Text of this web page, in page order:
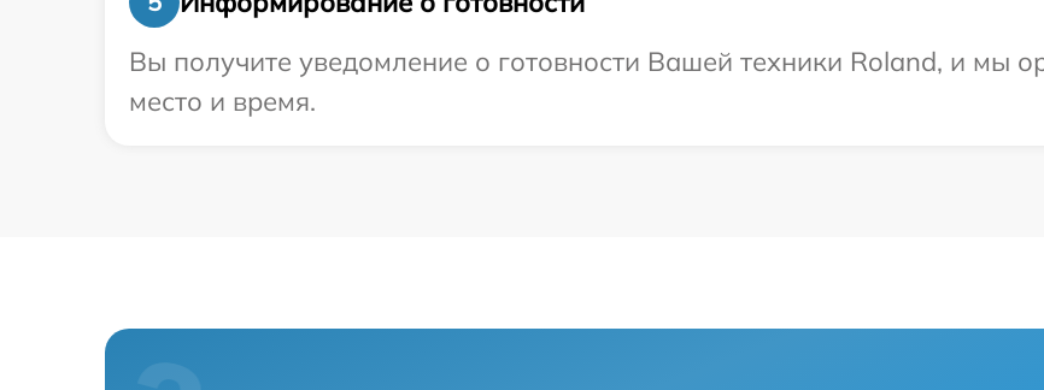
Вы получите уведомление о готовности Вашей техники Roland, и мы
место и время.